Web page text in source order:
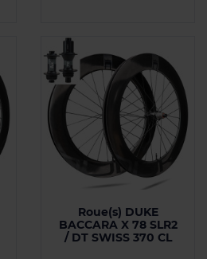
Roue(s) DUKE
BACCARA X 78 SLR2
/ DT SWISS 370 CL